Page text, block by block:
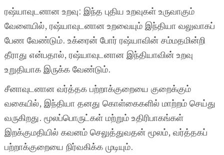
ரஷ்யாவுடனான உறவு: இந்த புதிய உறவுகள் உருவாகும்
வேளையில், ரஷ்யாவுடனான உறவையும் இந்தியா வலுவாகப்
பேண வேண்டும். உக்ரைன் போர் ரஷ்யாவின் சம்மதமின்றி
தீராது என்பதால், ரஷ்யாவுடனான இந்தியாவின் உறவு
உறுதியாக இருக்க வேண்டும்.
சீனாவுடனான வர்த்தக பற்றாக்குறையை குறைக்கும்
வகையில், இந்தியா தனது கொள்கைகளில் மாற்றம் செய்து
வருகிறது. மூலப்பொருட்கள் மற்றும் உதிரிபாகங்கள்
இறக்குமதியில் கவனம் செலுத்துவதன் மூலம், வர்த்தகப்
பற்றாக்குறையை நிர்வகிக்க முடியும்.